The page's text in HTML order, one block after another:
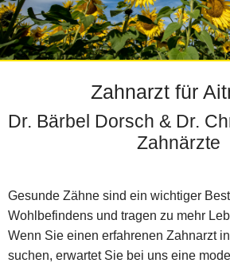
Zahnarzt für
Dr. Bärbel Dorsch & Dr.
Zahnärzte
Gesunde Zähne sind ein wichtiger
Wohlbefindens und tragen zu mehr
Wenn Sie einen erfahrenen Zahnarzt
suchen, erwartet Sie bei uns eine